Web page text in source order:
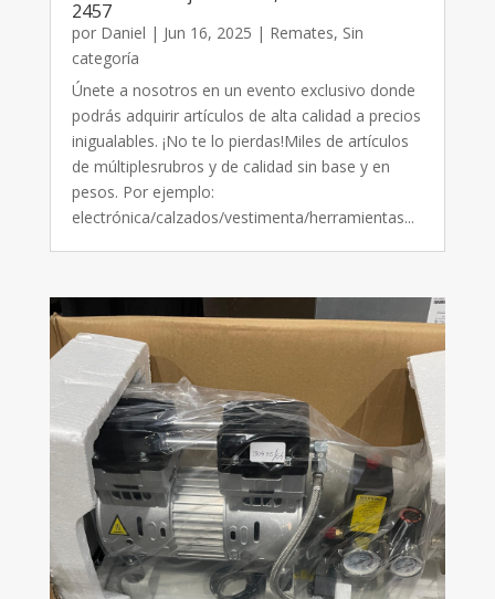
2457
por Daniel | Jun 16, 2025 | Remates, Sin
categoría
Únete a nosotros en un evento exclusivo donde
podrás adquirir artículos de alta calidad a precios
inigualables. ¡No te lo pierdas!Miles de artículos
de múltiplesrubros y de calidad sin base y en
pesos. Por ejemplo:
electrónica/calzados/vestimenta/herramientas...